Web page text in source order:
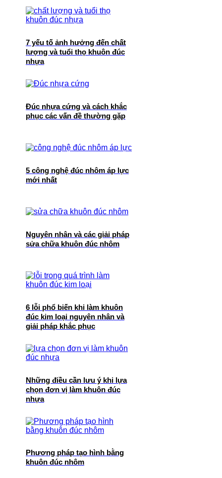
7 yếu tố ảnh hưởng đến chất
lượng và tuổi thọ khuôn đúc
nhựa
Đúc nhựa cứng và cách khắc
phục các vấn đề thường gặp
5 công nghệ đúc nhôm áp lực
mới nhất
Nguyên nhân và các giải pháp
sửa chữa khuôn đúc nhôm
6 lỗi phổ biến khi làm khuôn
đúc kim loại nguyên nhân và
giải pháp khắc phục
Những điều cần lưu ý khi lựa
chọn đơn vị làm khuôn đúc
nhựa
Phương pháp tạo hình bằng
khuôn đúc nhôm